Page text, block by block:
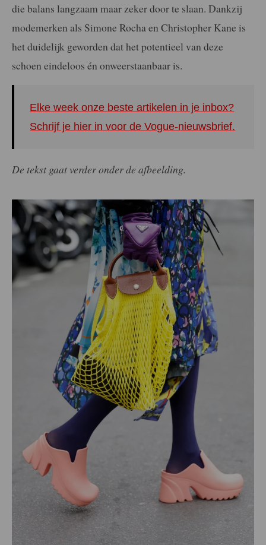
die balans langzaam maar zeker door te slaan. Dankzij
modemerken als Simone Rocha en Christopher Kane is
het duidelijk geworden dat het potentieel van deze
schoen eindeloos én onweerstaanbaar is.
Elke week onze beste artikelen in je inbox?
Schrijf je hier in voor de Vogue-nieuwsbrief.
De tekst gaat verder onder de afbeelding.